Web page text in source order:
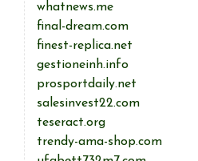
whatnews.me
final-dream.com
finest-replica.net
gestioneinh.info
prosportdaily.net
salesinvest22.com
teseract.org
trendy-ama-shop.com